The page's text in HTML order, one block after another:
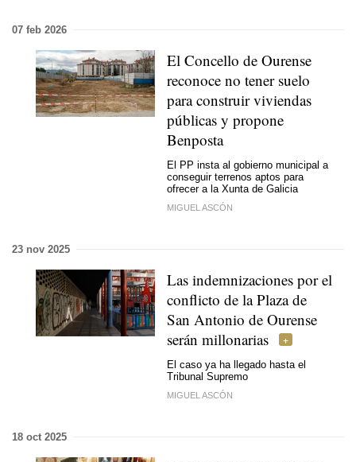
07 feb 2026
El Concello de Ourense
reconoce no tener suelo
para construir viviendas
públicas y propone
Benposta
El PP insta al gobierno municipal a
conseguir terrenos aptos para
ofrecer a la Xunta de Galicia
MIGUEL ASCÓN
23 nov 2025
Las indemnizaciones por el
conflicto de la Plaza de
San Antonio de Ourense
serán millonarias
El caso ya ha llegado hasta el
Tribunal Supremo
MIGUEL ASCÓN
18 oct 2025